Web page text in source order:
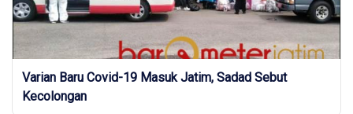
Varian Baru Covid-19 Masuk Jatim, Sadad Sebut
Kecolongan